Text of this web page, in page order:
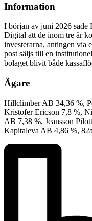
Information
I början av juni 2026
Digital att de inom tre år
investerarna, antingen via
post säljs till en
bolaget blivit både
Ägare
Hillclimber AB 34,36 %,
Kristofer Ericson 7,8 %,
AB 7,38 %, Jeansson
Kapitaleva AB 4,86 %,